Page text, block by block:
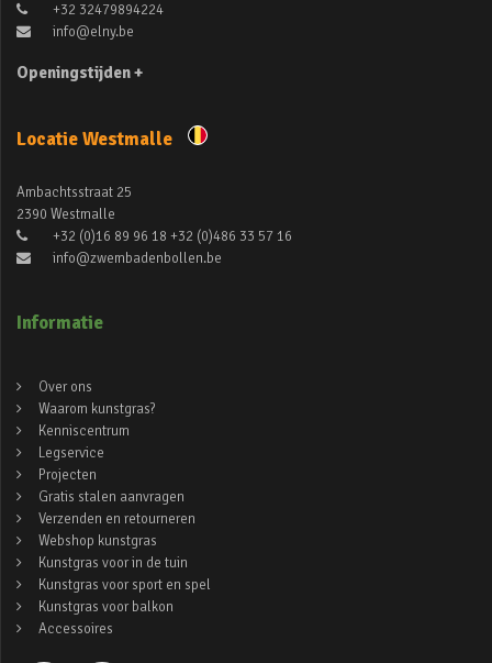
+32 32479894224
info@elny.be
Openingstijden +
Locatie Westmalle
Ambachtsstraat 25
2390 Westmalle
+32 (0)16 89 96 18 +32 (0)486 33 57 16
info@zwembadenbollen.be
Informatie
Over ons
Waarom kunstgras?
Kenniscentrum
Legservice
Projecten
Gratis stalen aanvragen
Verzenden en retourneren
Webshop kunstgras
Kunstgras voor in de tuin
Kunstgras voor sport en spel
Kunstgras voor balkon
Accessoires